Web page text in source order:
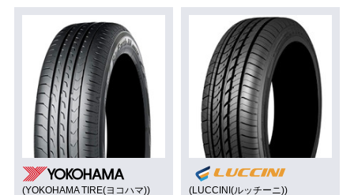
(YOKOHAMA TIRE(ヨコハマ)) (LUCCINI(ルッチーニ))